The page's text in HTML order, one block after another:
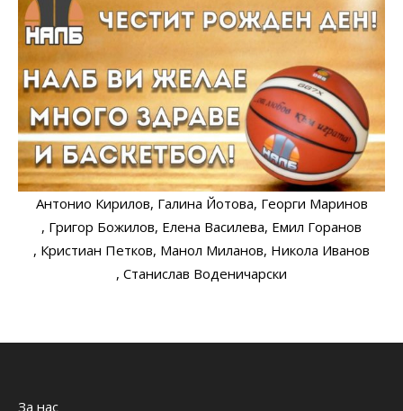
Антонио Кирилов, Галина Йотова, Георги Маринов
, Григор Божилов, Елена Василева, Емил Горанов
, Кристиан Петков, Манол Миланов, Никола Иванов
, Станислав Воденичарски
За нас